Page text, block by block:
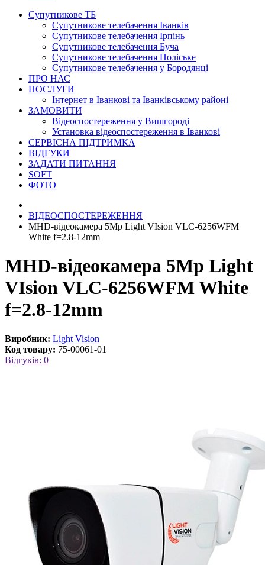
Супутникове ТБ
Супутникове телебачення Іванків
Супутникове телебачення Ірпінь
Супутникове телебачення Буча
Супутникове телебачення Поліське
Супутникове телебачення у Бородянці
ПРО НАС
ПОСЛУГИ
Інтернет в Іванкові та Іванківському районі
ЗАМОВИТИ
Відеоспостереження у Вишгороді
Установка відеоспостереження в Іванкові
СЕРВІСНА ПІДТРИМКА
ВІДГУКИ
ЗАДАТИ ПИТАННЯ
SOFT
ФОТО
ВІДЕОСПОСТЕРЕЖЕННЯ
MHD-відеокамера 5Mp Light VIsion VLC-6256WFM
White f=2.8-12mm
MHD-відеокамера 5Mp Light
VIsion VLC-6256WFM White
f=2.8-12mm
Виробник: Light Vision
Код товару: 75-00061-01
Відгуків: 0